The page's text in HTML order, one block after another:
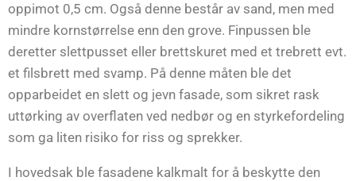
oppimot 0,5 cm. Også denne består av sand, men med
mindre kornstørrelse enn den grove. Finpussen ble
deretter slettpusset eller brettskuret med et trebrett evt.
et filsbrett med svamp. På denne måten ble det
opparbeidet en slett og jevn fasade, som sikret rask
uttørking av overflaten ved nedbør og en styrkefordeling
som ga liten risiko for riss og sprekker.
I hovedsak ble fasadene kalkmalt for å beskytte den